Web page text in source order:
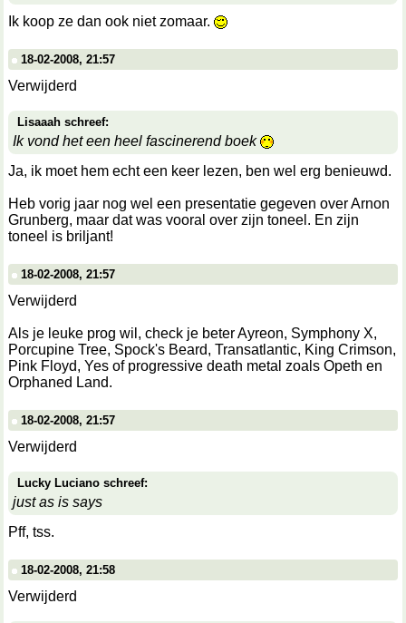
Ik koop ze dan ook niet zomaar.
18-02-2008, 21:57
Verwijderd
Lisaaah schreef:
Ik vond het een heel fascinerend boek
Ja, ik moet hem echt een keer lezen, ben wel erg benieuwd.
Heb vorig jaar nog wel een presentatie gegeven over Arnon
Grunberg, maar dat was vooral over zijn toneel. En zijn
toneel is briljant!
18-02-2008, 21:57
Verwijderd
Als je leuke prog wil, check je beter Ayreon, Symphony X,
Porcupine Tree, Spock's Beard, Transatlantic, King Crimson,
Pink Floyd, Yes of progressive death metal zoals Opeth en
Orphaned Land.
18-02-2008, 21:57
Verwijderd
Lucky Luciano schreef:
just as is says
Pff, tss.
18-02-2008, 21:58
Verwijderd